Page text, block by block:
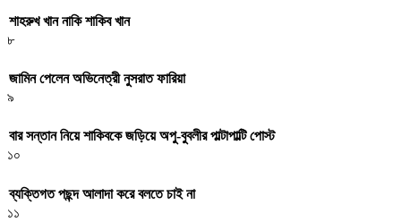
শাহরুখ খান নাকি শাকিব খান
৮
জামিন পেলেন অভিনেত্রী নুসরাত ফারিয়া
৯
বার সন্তান নিয়ে শাকিবকে জড়িয়ে অপু-বুবলীর পাল্টাপাল্টি পোস্ট
১০
ব্যক্তিগত পছন্দ আলাদা করে বলতে চাই না
১১